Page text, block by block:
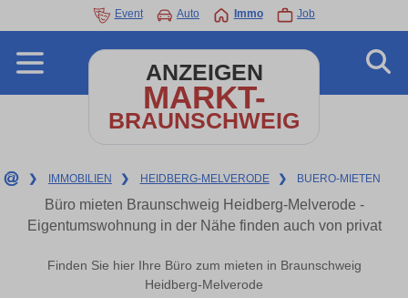
Event Auto Immo Job
ANZEIGEN
MARKT-
BRAUNSCHWEIG
❯ IMMOBILIEN ❯ HEIDBERG-MELVERODE ❯ BUERO-MIETEN
Büro mieten Braunschweig Heidberg-Melverode -
Eigentumswohnung in der Nähe finden auch von privat
Finden Sie hier Ihre Büro zum mieten in Braunschweig
Heidberg-Melverode